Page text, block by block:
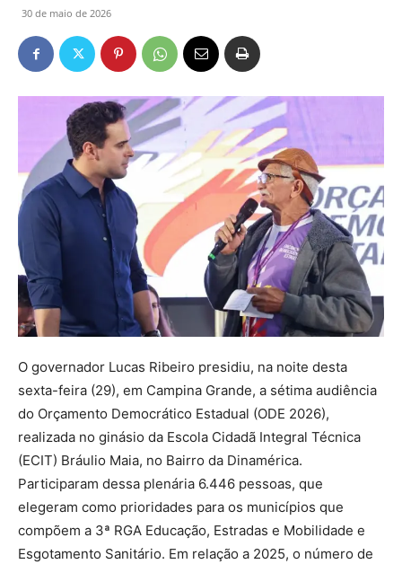
30 de maio de 2026
O governador Lucas Ribeiro presidiu, na noite desta
sexta-feira (29), em Campina Grande, a sétima audiência
do Orçamento Democrático Estadual (ODE 2026),
realizada no ginásio da Escola Cidadã Integral Técnica
(ECIT) Bráulio Maia, no Bairro da Dinamérica.
Participaram dessa plenária 6.446 pessoas, que
elegeram como prioridades para os municípios que
compõem a 3ª RGA Educação, Estradas e Mobilidade e
Esgotamento Sanitário. Em relação a 2025, o número de